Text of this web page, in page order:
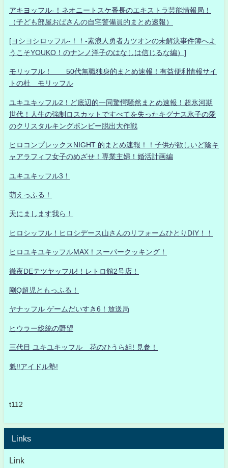
アキヨッフル-！ネオニートスケ番長のエキストラ芸能情報局！
（子ども部屋おばさんの自宅警備員的まとめ速報）
[ヨシヨシロッフル-！！-素浪人勇者カツオンの未解決事件簿へよ
うこそYOUKO！のナンノ洋子のはなしは信じるな編）]
モリッフル！ 50代無職独身的まとめ速報！有益便利情報サイ
トの杜 モリッフル
ユキユキッフル2！ど底辺的一同驚愕騒然まとめ速報！超氷河期
世代！人生の強制ロスカットですべてを失ったキグナス氷子の愛
のクリスタルキングボンビー脱出大作戦
ヒロコンプレックスNIGHT 的まとめ速報！！子供が欲しいど陰キ
ャアラフィフ女子のめざせ！専業主婦！婚活計画編
ユキユキッフル3！
萌えっふる！
天にまします我ら！
ヒロシッフル！ヒロシデース山さんのリフォームひとりDIY！！
ヒロユキユキッフルMAX！スーパークッキング！
徹夜DEテツヤッフル!！レトロ館2号店！
剛Q超児ともっふる！
ヤナッフル ゲームだいすき6！放送局
ヒウラー総統の野望
三代目 ユキユキッフル 花のひうら組! 見参！
魁!!アイドル塾!
t112
Links
Link